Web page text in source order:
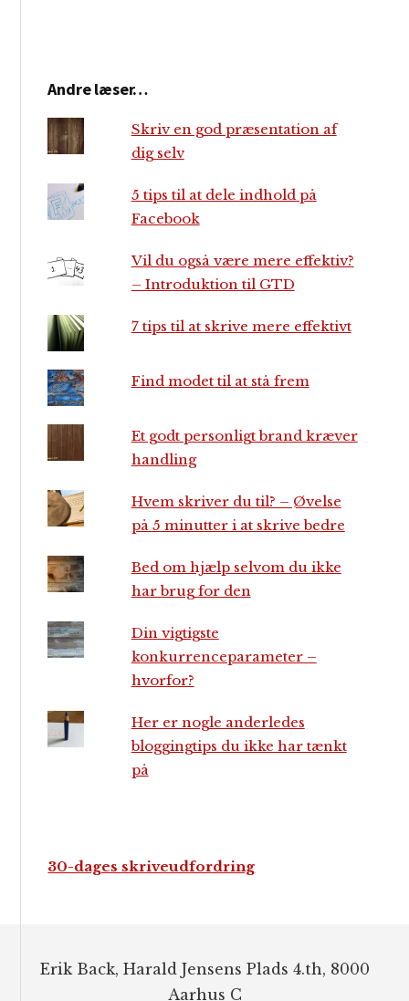
Andre læser…
Skriv en god præsentation af
dig selv
5 tips til at dele indhold på
Facebook
Vil du også være mere effektiv?
– Introduktion til GTD
7 tips til at skrive mere effektivt
Find modet til at stå frem
Et godt personligt brand kræver
handling
Hvem skriver du til? – Øvelse
på 5 minutter i at skrive bedre
Bed om hjælp selvom du ikke
har brug for den
Din vigtigste
konkurrenceparameter –
hvorfor?
Her er nogle anderledes
bloggingtips du ikke har tænkt
på
30-dages skriveudfordring
Erik Back, Harald Jensens Plads 4.th, 8000
Aarhus C